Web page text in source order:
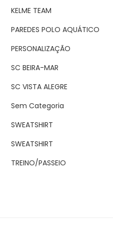
KELME TEAM
PAREDES POLO AQUÁTICO
PERSONALIZAÇÃO
SC BEIRA-MAR
SC VISTA ALEGRE
Sem Categoria
SWEATSHIRT
SWEATSHIRT
TREINO/PASSEIO